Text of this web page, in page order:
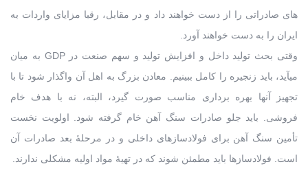
های صادراتی را از دست خواهند داد و در مقابل، رقبا مزایای واردات به
ایران را به دست خواهند آورد.
وقتی بحث تولید داخل و افزایش تولید و سهم صنعت در GDP به میان
میآید، باید زنجیره را کامل ببینیم. معادن بزرگ به اهل آن واگذار شود تا با
تجهیز آنها بهره برداری مناسب صورت گیرد، البته، نه با هدف خام
فروشی. باید جلو صادرات سنگ آهن خام گرفته شود. اولویت نخست
تأمین سنگ آهن برای فولادسازهای داخلی و در مرحلۀ بعد صادرات آن
است. فولادسازها باید مطمئن شوند که در تهیۀ مواد اولیه مشکلی ندارند.